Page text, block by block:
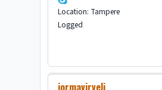
Location: Tampere
Logged
jormavirveli